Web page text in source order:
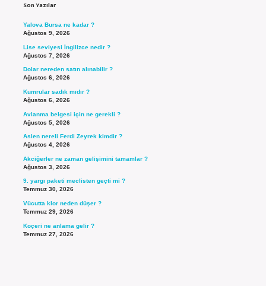
Son Yazılar
Yalova Bursa ne kadar ?
Ağustos 9, 2026
Lise seviyesi İngilizce nedir ?
Ağustos 7, 2026
Dolar nereden satın alınabilir ?
Ağustos 6, 2026
Kumrular sadık mıdır ?
Ağustos 6, 2026
Avlanma belgesi için ne gerekli ?
Ağustos 5, 2026
Aslen nereli Ferdi Zeyrek kimdir ?
Ağustos 4, 2026
Akciğerler ne zaman gelişimini tamamlar ?
Ağustos 3, 2026
9. yargı paketi meclisten geçti mi ?
Temmuz 30, 2026
Vücutta klor neden düşer ?
Temmuz 29, 2026
Koçeri ne anlama gelir ?
Temmuz 27, 2026